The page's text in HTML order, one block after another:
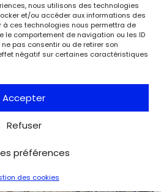
nous utilisons des technologies
et/ou accéder aux informations des
à ces technologies nous permettra de
le comportement de navigation ou les ID
pas consentir ou de retirer son
négatif sur certaines caractéristiques
Accepter
Refuser
préférences
des cookies
considéré comme l’un des
l’architecture classique
l’état en 1820 et transformé
une impressionnante
Siècle d’or hollandais
Jan Steen, Frans